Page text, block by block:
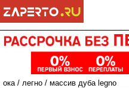
ока/ легно / массив дуба legno